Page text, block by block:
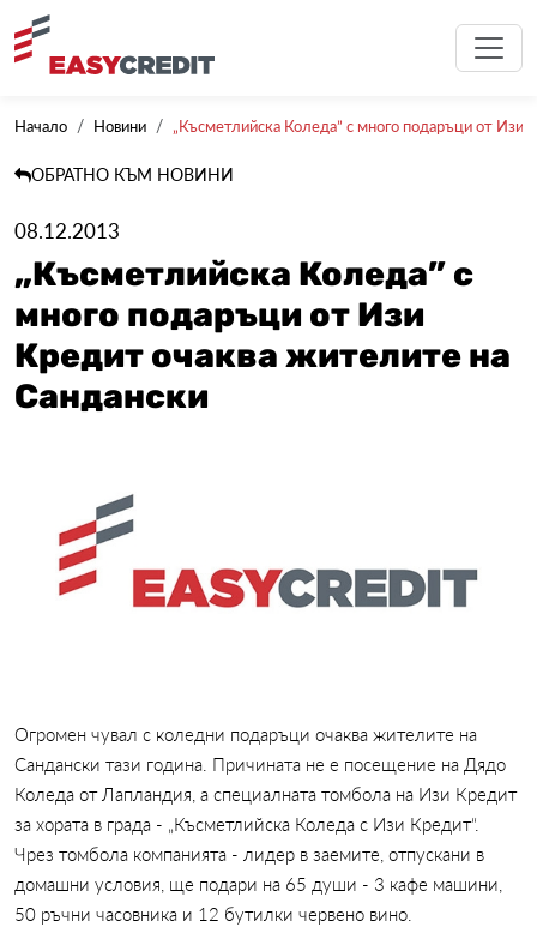
Начало Новини „Късметлийска Коледа” с много подаръци от Изи
ОБРАТНО КЪМ НОВИНИ
08.12.2013
„Късметлийска Коледа” с
много подаръци от Изи
Кредит очаква жителите на
Сандански
Огромен чувал с коледни подаръци очаква жителите на
Сандански тази година. Причината не е посещение на Дядо
Коледа от Лапландия, а специалната томбола на Изи Кредит
за хората в града - „Късметлийска Коледа с Изи Кредит“.
Чрез томбола компанията - лидер в заемите, отпускани в
домашни условия, ще подари на 65 души - 3 кафе машини,
50 ръчни часовника и 12 бутилки червено вино.